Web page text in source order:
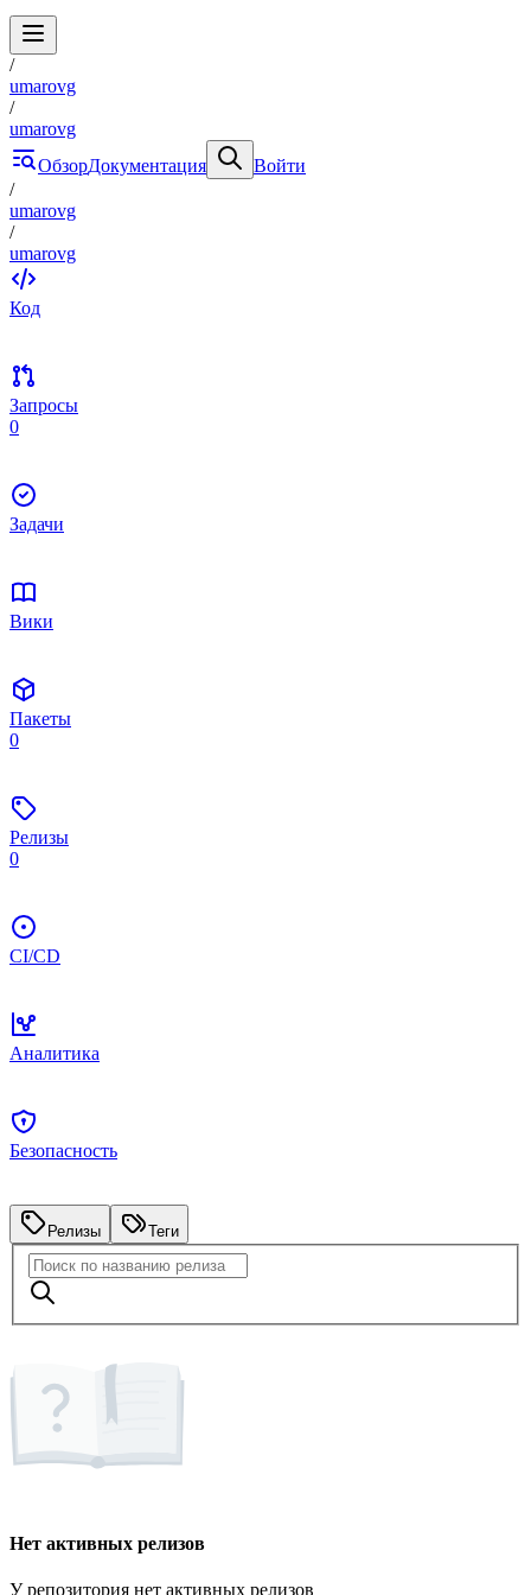
/
umarovg
/
umarovg
ОбзорДокументация
Войти
/
umarovg
/
umarovg
Код
Запросы
0
Задачи
Вики
Пакеты
0
Релизы
0
CI/CD
Аналитика
Безопасность
Релизы Теги
Нет активных релизов
У репозитория нет активных релизов